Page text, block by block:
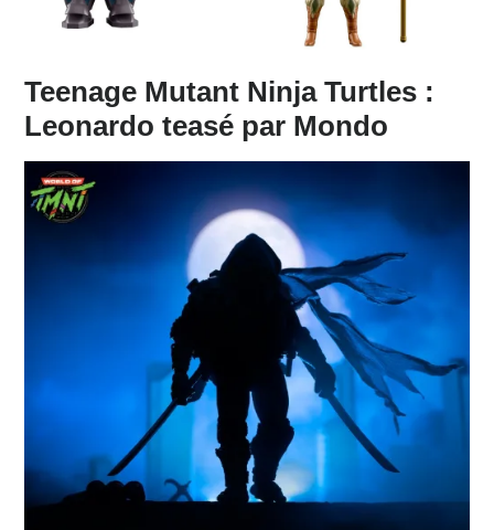
Teenage Mutant Ninja Turtles :
Leonardo teasé par Mondo